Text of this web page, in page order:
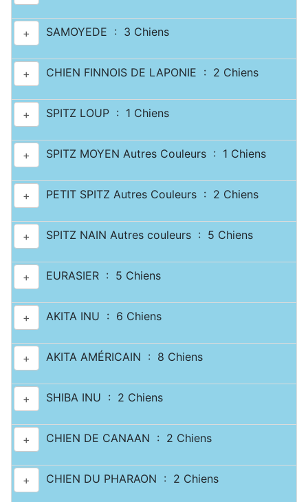
+ SAMOYEDE : 3 Chiens
+ CHIEN FINNOIS DE LAPONIE : 2 Chiens
+ SPITZ LOUP : 1 Chiens
+ SPITZ MOYEN Autres Couleurs : 1 Chiens
+ PETIT SPITZ Autres Couleurs : 2 Chiens
+ SPITZ NAIN Autres couleurs : 5 Chiens
+ EURASIER : 5 Chiens
+ AKITA INU : 6 Chiens
+ AKITA AMÉRICAIN : 8 Chiens
+ SHIBA INU : 2 Chiens
+ CHIEN DE CANAAN : 2 Chiens
+ CHIEN DU PHARAON : 2 Chiens